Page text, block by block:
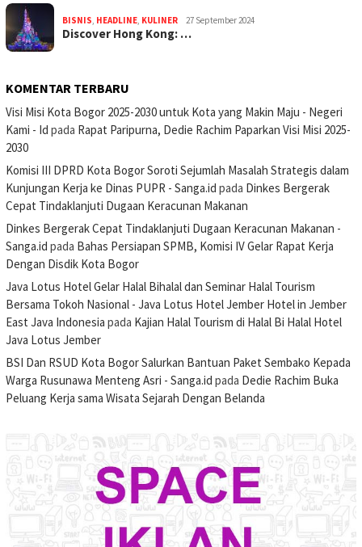
BISNIS, HEADLINE, KULINER 27 September 2024
Discover Hong Kong: …
KOMENTAR TERBARU
Visi Misi Kota Bogor 2025-2030 untuk Kota yang Makin Maju - Negeri
Kami - Id pada Rapat Paripurna, Dedie Rachim Paparkan Visi Misi 2025-
2030
Komisi III DPRD Kota Bogor Soroti Sejumlah Masalah Strategis dalam
Kunjungan Kerja ke Dinas PUPR - Sanga.id pada Dinkes Bergerak
Cepat Tindaklanjuti Dugaan Keracunan Makanan
Dinkes Bergerak Cepat Tindaklanjuti Dugaan Keracunan Makanan -
Sanga.id pada Bahas Persiapan SPMB, Komisi IV Gelar Rapat Kerja
Dengan Disdik Kota Bogor
Java Lotus Hotel Gelar Halal Bihalal dan Seminar Halal Tourism
Bersama Tokoh Nasional - Java Lotus Hotel Jember Hotel in Jember
East Java Indonesia pada Kajian Halal Tourism di Halal Bi Halal Hotel
Java Lotus Jember
BSI Dan RSUD Kota Bogor Salurkan Bantuan Paket Sembako Kepada
Warga Rusunawa Menteng Asri - Sanga.id pada Dedie Rachim Buka
Peluang Kerja sama Wisata Sejarah Dengan Belanda